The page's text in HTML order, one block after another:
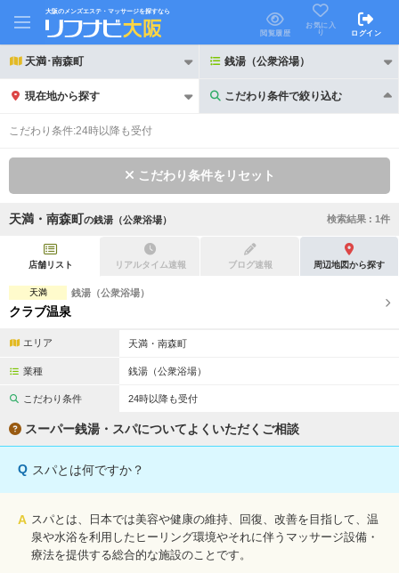
大阪のメンズエステ・マッサージを探すなら
閲覧履歴
お気に入
り
ログイン
天満･南森町 銭湯（公衆浴場）
現在地から探す こだわり条件で絞り込む
こだわり条件で絞り込む
初回割引あり リピーター割引あり
団体割引
2名様歓迎
完全個室
ペアルームあり シャワー室完備
フットバスあり
日本人スタッフのみ 女性スタッフのみ
こだわり条件:24時以降も受付
こだわり条件をリセット
天満・南森町の銭湯（公衆浴場） 検索結果 : 1件
店舗リスト リアルタイム速報 ブログ速報 周辺地図から探す
天満 銭湯（公衆浴場）
クラブ温泉
エリア 天満・南森町
業種 銭湯（公衆浴場）
こだわり条件 24時以降も受付
スーパー銭湯・スパについてよくいただくご相談
Q スパとは何ですか？
A スパとは、日本では美容や健康の維持、回復、改善を目指して、温
泉や水浴を利用したヒーリング環境やそれに伴うマッサージ設備・
療法を提供する総合的な施設のことです。